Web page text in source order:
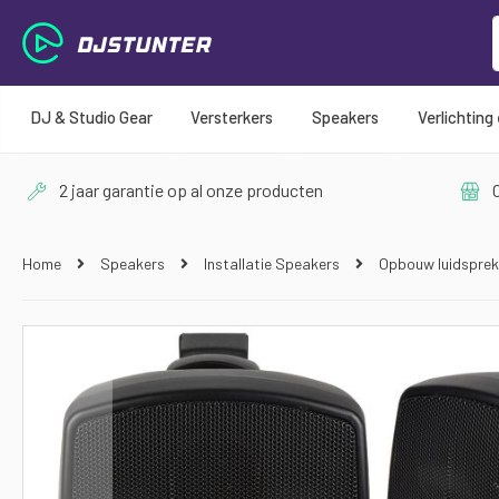
DJ & Studio Gear Versterkers Speakers
2 jaar garantie op al onze producten
Home Speakers Installatie Speakers Opbouw
afbeeldingen-